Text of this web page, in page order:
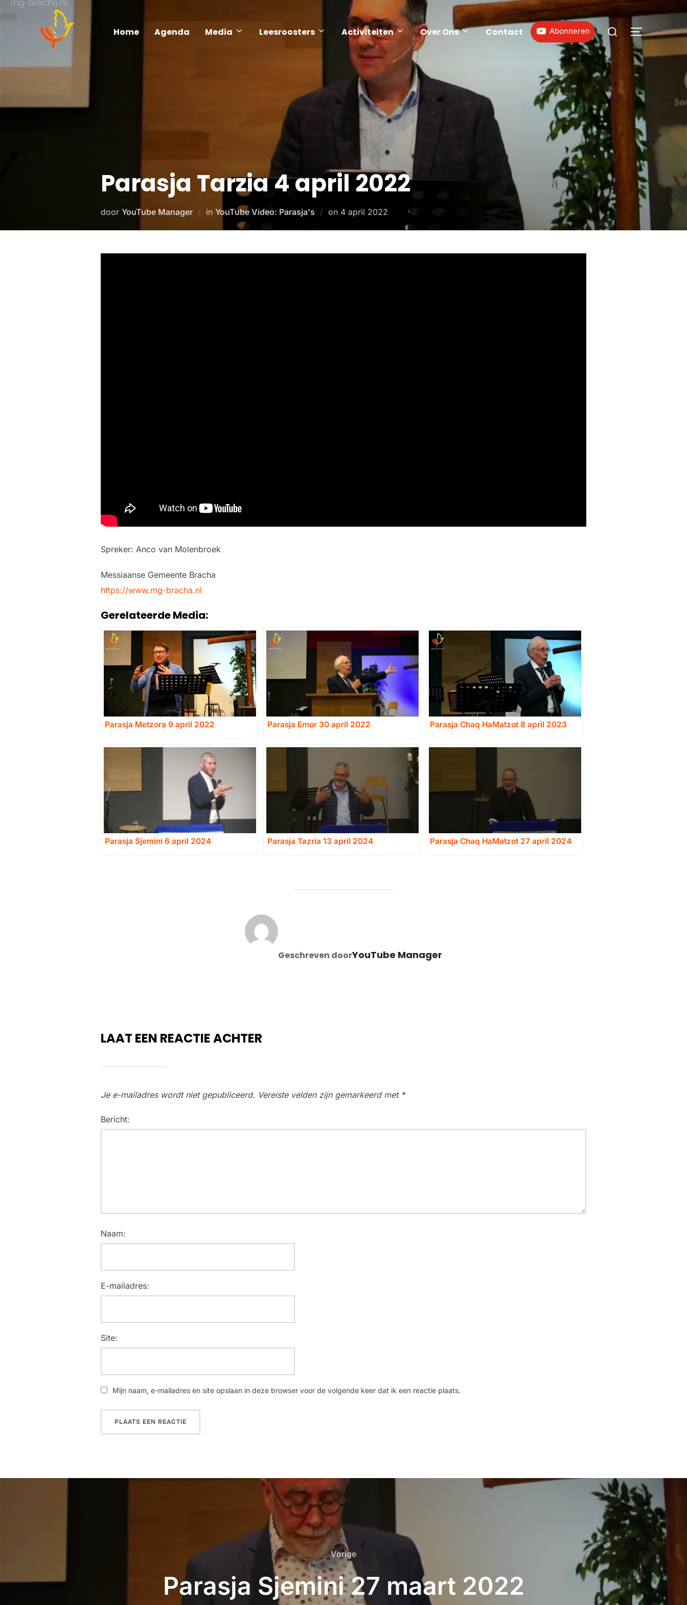
Home Agenda Media Leesroosters Activiteiten Over Ons Contact Abonneren
Parasja Tarzia 4 april 2022
door YouTube Manager in YouTube Video: Parasja's on 4 april 2022
Spreker: Anco van Molenbroek
Messiaanse Gemeente Bracha
https://www.mg-bracha.nl
Gerelateerde Media:
Parasja Metzora 9 april 2022 Parasja Emor 30 april 2022 Parasja Chaq HaMatzot 8 april 2023
Parasja Sjemini 6 april 2024 Parasja Tazria 13 april 2024 Parasja Chaq HaMatzot 27 april 2024
Geschreven doorYouTube Manager
LAAT EEN REACTIE ACHTER
Je e-mailadres wordt niet gepubliceerd. Vereiste velden zijn gemarkeerd met *
Bericht:
Naam:
E-mailadres:
Site:
Mijn naam, e-mailadres en site opslaan in deze browser voor de volgende keer dat ik een reactie plaats.
Vorige
Parasja Sjemini 27 maart 2022